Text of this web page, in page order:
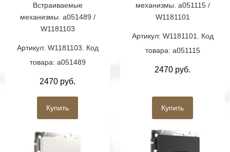
Встраиваемые
механизмы. a051489 /
W1181103
Артикул: W1181103. Код
товара: a051489
2470 руб.
Купить
механизмы. a051115 /
W1181101
Артикул: W1181101. Код
товара: a051115
2470 руб.
Купить